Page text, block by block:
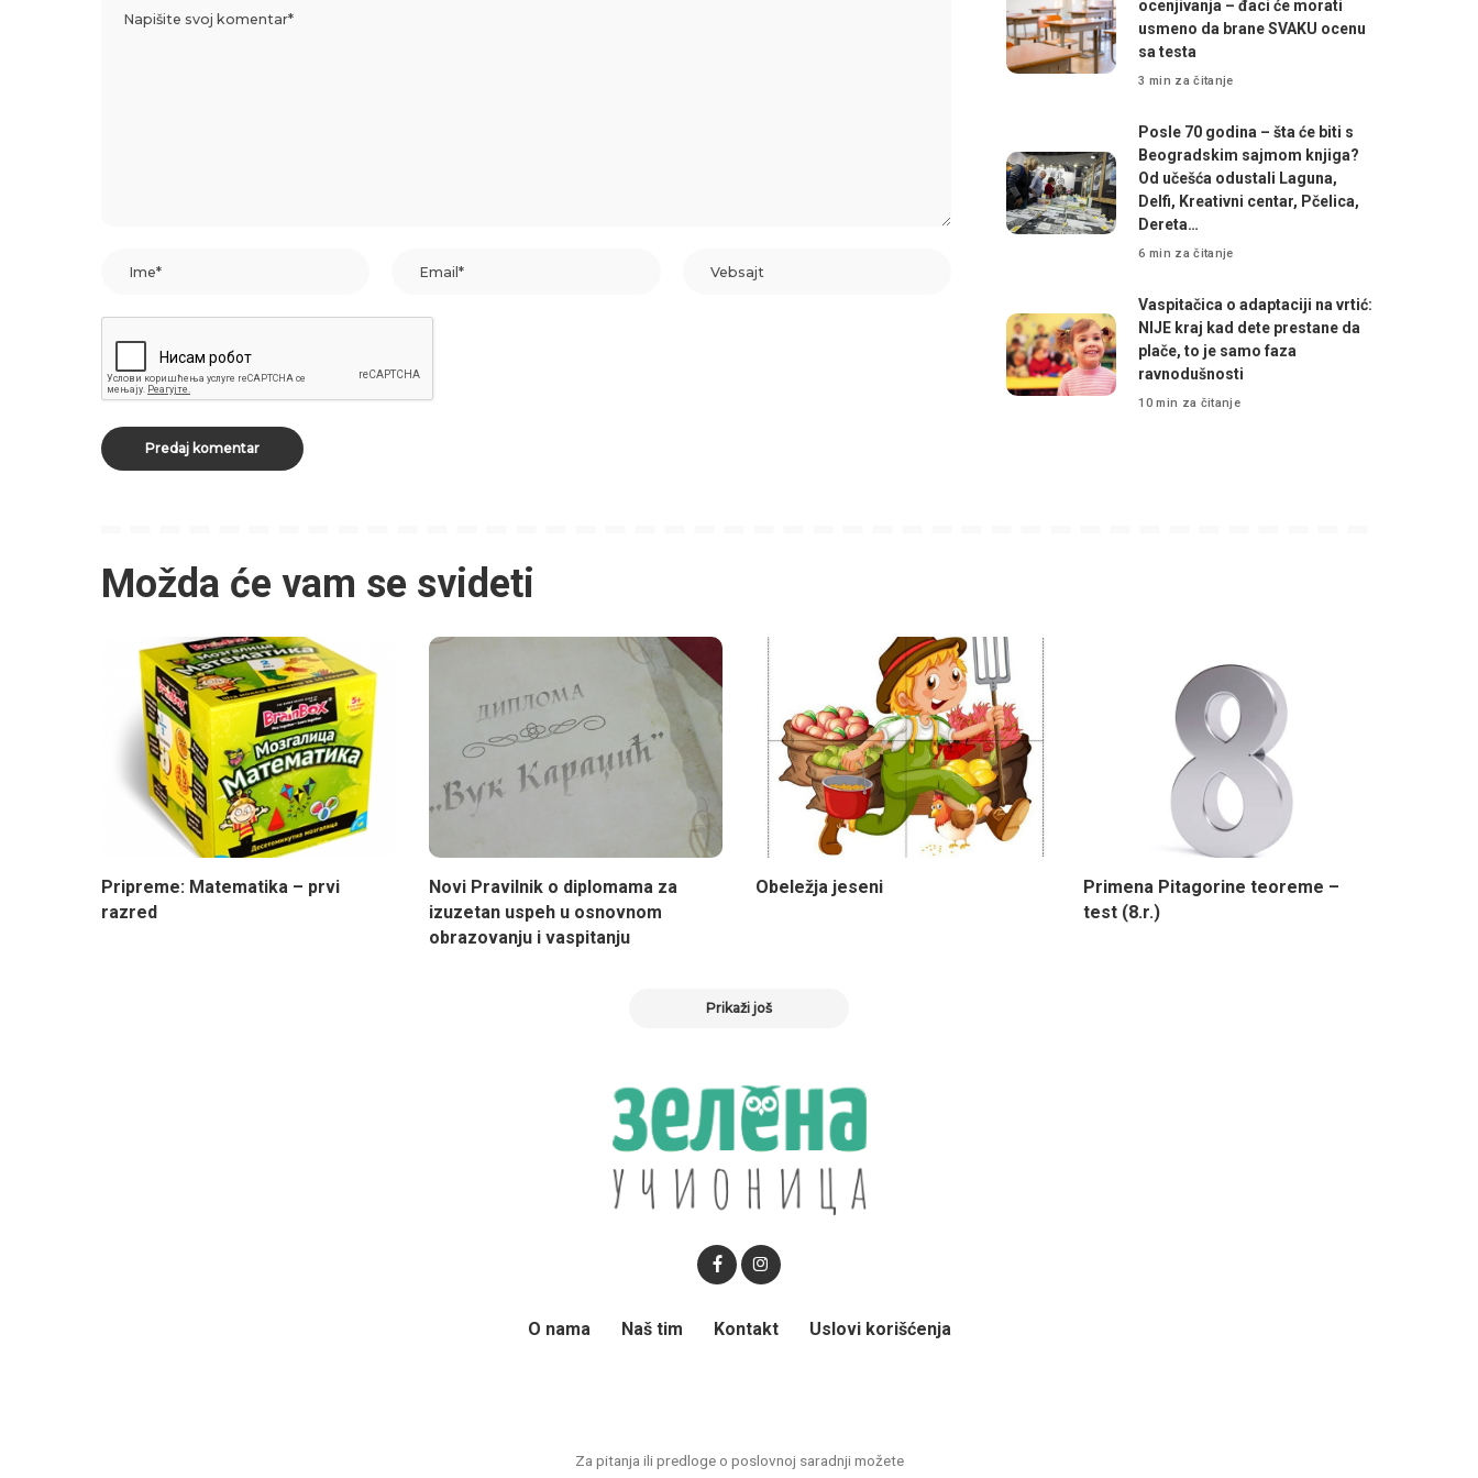
ocenjivanja – đaci će morati
usmeno da brane SVAKU ocenu
sa testa
3 min za čitanje
Posle 70 godina – šta će biti s
Beogradskim sajmom knjiga?
Od učešća odustali Laguna,
Delfi, Kreativni centar, Pčelica,
Dereta…
6 min za čitanje
Vaspitačica o adaptaciji na vrtić:
NIJE kraj kad dete prestane da
plače, to je samo faza
ravnodušnosti
10 min za čitanje
Možda će vam se svideti
Pripreme: Matematika – prvi
razred
Novi Pravilnik o diplomama za
izuzetan uspeh u osnovnom
obrazovanju i vaspitanju
Obeležja jeseni
Primena Pitagorine teoreme –
test (8.r.)
Prikaži još
Za pitanja ili predloge o poslovnoj saradnji možete
O nama Naš tim Kontakt Uslovi korišćenja